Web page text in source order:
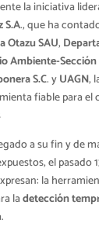
la iniciativa
S.A., que ha
Otazu SAU,
Ambiente-
S.C. yUAGN,
fiable para
a su fin y de
el pasado
la
ladetección